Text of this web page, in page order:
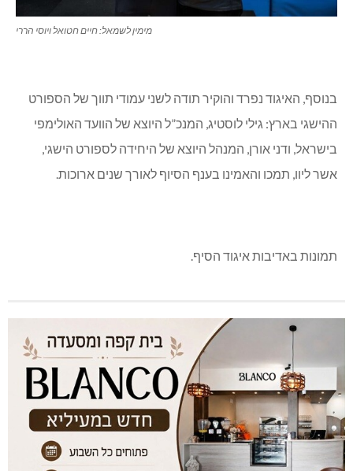
מימין לשמאל: חיים חטואל ויוסי הררי
בנוסף, האיגוד נפרד והוקיר תודה לשני עמודי תווך של הספורט
ההישגי בארץ: גילי לוסטיג, המנכ”ל היוצא של הוועד האולימפי
בישראל, ודני אורן, המנהל היוצא של היחידה לספורט הישגי,
אשר ליוו, תמכו והאמינו בענף הסיוף לאורך שנים ארוכות.
תמונות באדיבות איגוד הסיף.